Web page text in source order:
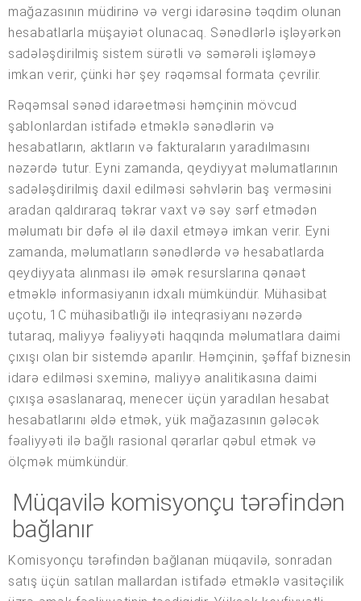
mağazasının müdirinə və vergi idarəsinə təqdim olunan
hesabatlarla müşayiət olunacaq. Sənədlərlə işləyərkən
sadələşdirilmiş sistem sürətli və səmərəli işləməyə
imkan verir, çünki hər şey rəqəmsal formata çevrilir.
Rəqəmsal sənəd idarəetməsi həmçinin mövcud
şablonlardan istifadə etməklə sənədlərin və
hesabatların, aktların və fakturaların yaradılmasını
nəzərdə tutur. Eyni zamanda, qeydiyyat məlumatlarının
sadələşdirilmiş daxil edilməsi səhvlərin baş verməsini
aradan qaldıraraq təkrar vaxt və səy sərf etmədən
məlumatı bir dəfə əl ilə daxil etməyə imkan verir. Eyni
zamanda, məlumatların sənədlərdə və hesabatlarda
qeydiyyata alınması ilə əmək resurslarına qənaət
etməklə informasiyanın idxalı mümkündür. Mühasibat
uçotu, 1C mühasibatlığı ilə inteqrasiyanı nəzərdə
tutaraq, maliyyə fəaliyyəti haqqında məlumatlara daimi
çıxışı olan bir sistemdə aparılır. Həmçinin, şəffaf biznesin
idarə edilməsi sxeminə, maliyyə analitikasına daimi
çıxışa əsaslanaraq, menecer üçün yaradılan hesabat
hesabatlarını əldə etmək, yük mağazasının gələcək
fəaliyyəti ilə bağlı rasional qərarlar qəbul etmək və
ölçmək mümkündür.
Müqavilə komisyonçu tərəfindən
bağlanır
Komisyonçu tərəfindən bağlanan müqavilə, sonradan
satış üçün satılan mallardan istifadə etməklə vasitəçilik